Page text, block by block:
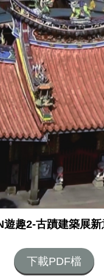
遊趣2-古蹟建築展
下載PDF檔